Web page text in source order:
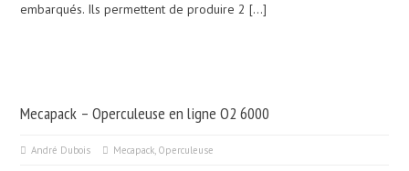
embarqués. Ils permettent de produire 2 […]
Mecapack – Operculeuse en ligne O2 6000
André Dubois Mecapack, Operculeuse